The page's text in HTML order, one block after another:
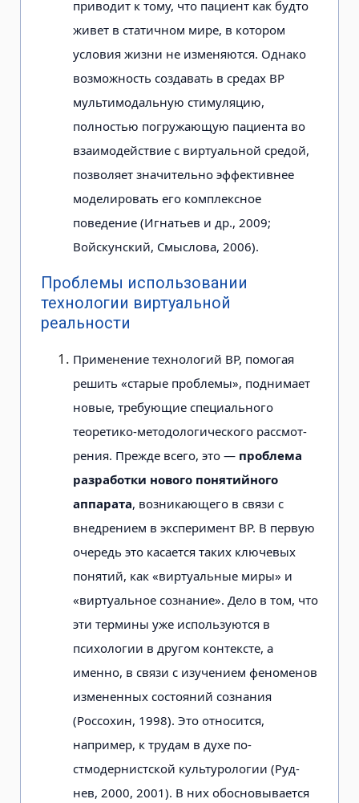
приводит к тому, что пациент как будто
живет в статичном мире, в котором
условия жизни не изменяются. Однако
возможность создавать в средах ВР
мульти­модальную стимуляцию,
полностью погружающую пациента во
взаимодействие с виртуальной средой,
позволяет значи­тельно эффективнее
моделировать его комплексное
поведение (Игнатьев и др., 2009;
Войскунский, Смыслова, 2006).
Проблемы использовании
технологии виртуальной
реальности
Применение технологий ВР, помо­гая
решить «старые проблемы», подни­мает
новые, требующие специального
теоретико-методологического рассмот­
рения. Прежде всего, это — проблема
разработки нового понятийного
аппарата, возникающего в связи с
внедрением в эксперимент ВР. В первую
очередь это касается таких ключевых
понятий, как «виртуальные миры» и
«виртуальное сознание». Дело в том, что
эти термины уже используются в
психологии в дру­гом контексте, а
именно, в связи с изу­чением феноменов
измененных состоя­ний сознания
(Россохин, 1998). Это от­носится,
например, к трудам в духе по­
стмодернистской культурологии (Руд­
нев, 2000, 2001). В них обосновывается